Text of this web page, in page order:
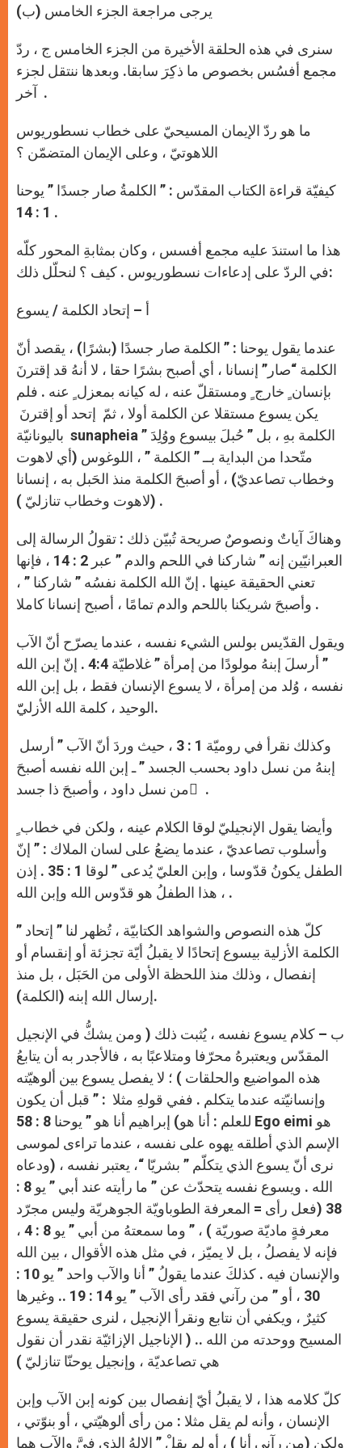
يرجى مراجعة الجزء الخامس (ب)
سنرى في هذه الحلقة الأخيرة من الجزء الخامس ج ، ردّ
مجمع أفسُس بخصوص ما ذكِرَ سابقا. وبعدها ننتقل لجزء
آخر .
ما هو ردّ الإيمان المسيحيّ على خطاب نسطوريوس
اللاهوتيّ ، وعلى الإيمان المتضمّن ؟
كيفيّة قراءة الكتاب المقدّس : ” الكلمةُ صار جسدًا ” يوحنا
1 : 14 .
هذا ما استندَ عليه مجمع أفسس ، وكان بمثابةِ المحور كلّه
في الردّ على إدعاءات نسطوريوس . كيف ؟ لنحلّل ذلك:
أ – إتحاد الكلمة / يسوع
عندما يقول يوحنا : ” الكلمة صار جسدًا (بشرًا) ، يقصد أنّ
الكلمة “صار” إنسانا ، أي أصبح بشرًا حقا ، لا أنهُ قد إقترنَ
بإنسان ٍ خارج ٍ ومستقلّ عنه ، له كيانه بمعزل ٍ عنه . فلم
يكن يسوع مستقلا عن الكلمة أولا ، ثمّ إتحد أو إقترنَ
باليونانيّة sunapheia ” الكلمة بهِ ، بل ” حُبلَ بيسوع ووُلِدَ
متّحدا من البداية بــ ” الكلمة ” ، اللوغوس (أي لاهوت
وخطاب تصاعديّ) ، أو أصبحَ الكلمة منذ الحَبل به ، إنسانا
(لاهوت وخطاب تنازليّ ) .
وهناكَ آياتٌ ونصوصٌ صريحة تُبيّن ذلك : تقولُ الرسالة إلى
العبرانيّين إنه ” شاركنا في اللحم والدم ” عبر 2 : 14 ، فإنها
تعني الحقيقة عينها . إنّ الله الكلمة نفسُه ” شاركنا ” ،
وأصبحَ شريكنا باللحم والدم تمامًا ، أصبح إنسانا كاملا .
ويقول القدّيس بولس الشيء نفسه ، عندما يصرّح أنّ الآب
” أرسلَ إبنهُ مولودًا من إمرأة ” غلاطيّة 4:4 . إنّ إبن الله
نفسه ، وُلد من إمرأة ، لا يسوع الإنسان فقط ، بل إبن الله
الوحيد ، كلمة الله الأزليّّ.
إبنهُ من نسل داود بحسب الجسد ” ـ إبن الله نفسه أصبحَ
من نسل داود ، وأصبحَ ذا جسد ٍ .
وأيضا يقول الإنجيليّ لوقا الكلام عينه ، ولكن في خطاب ٍ
وأسلوب تصاعديّ ، عندما يضعُ على لسان الملاك : ” إنّ
الطفل يكونُ قدّوسا ، وإبن العليّ يُدعى ” لوقا 1 : 35 . إذن
، هذا الطفلُ هو قدّوس الله وإبن الله .
كلّ هذه النصوص والشواهد الكتابيّة ، تُظهر لنا ” إتحاد ”
الكلمة الأزلية بيسوع إتحادًا لا يقبلُ أيّة تجزئة أو إنقسام أو
إنفصال ، وذلك منذ اللحظة الأولى من الحَبَل ، بل منذ
إرسال الله إبنه (الكلمة).
ب – كلام يسوع نفسه ، يُثبت ذلك ( ومن يشكُّ في الإنجيل
المقدّس ويعتبرهُ محرّفا ومتلاعبًا به ، فالأجدر به أن يتابعُ
هذه المواضيع والحلقات ) ؛ لا يفصل يسوع بين ألوهيّته
وإنسانيّته عندما يتكلم . ففي قولهِ مثلا : ” قبل أن يكون
إبراهيم أنا هو ” يوحنا 8 : 58 (للعلم : أنا هو Ego eimi هو
الإسم الذي أطلقه يهوه على نفسه ، عندما تراءى لموسى
ودعاه) ، نرى أنّ يسوع الذي يتكلّم ” بشريّا “، يعتبر نفسه
الله . ويسوع نفسه يتحدّث عن ” ما رأيته عند أبي ” يو 8 :
38 (فعل رأى = المعرفة الطوباويّة الجوهريّة وليس مجرّد
معرفةٍ ماديّة صوريّة ) ، ” وما سمعتهُ من أبي ” يو 8 : 4 ،
فإنه لا يفصلُ ، بل لا يميّز ، في مثل هذه الأقوال ، بين الله
والإنسان فيه . كذلكَ عندما يقولُ ” أنا والآب واحد ” يو 10 :
30 ، أو ” من رآني فقد رأى الآب ” يو 14 : 19 .. وغيرها
كثيرٌ ، ويكفي أن نتابع ونقرأ الإنجيل ، لنرى حقيقة يسوع
المسيح ووحدته من الله .. ( الإناجيل الإزائيّة نقدر أن نقول
هي تصاعديّة ، وإنجيل يوحنّا تنازليّ )
كلّ كلامه هذا ، لا يقبلُ أيّ إنفصال بين كونه إبن الآب وإبن
الإنسان ، وأنه لم يقل مثلا : من رأى ألوهيّتي ، أو بنوّتي ،
ولكن (من رآني أنا ) ، أو لم يقلْ ” الإلهُ الذي فيَّ والآب هما